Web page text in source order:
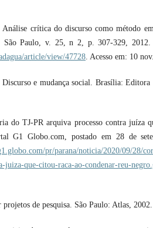
crítica do discurso como método em
São Paulo, v. 25, n 2, p. 307-329, 2012.
article/view/47728 . Acesso em: 10
e mudança social. Brasília: Editora
do TJ-PR arquiva processo contra juíza
G1 Globo.com, postado em 28 de
pr/parana/noticia/2020/09/28/
juiza-que-citou-raca-ao-condenar-reu-
de pesquisa. São Paulo: Atlas, 2002.